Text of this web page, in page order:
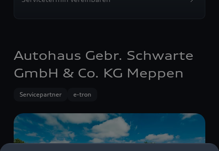
Autohaus Gebr. Schwarte
GmbH & Co. KG Meppen
Servicepartner e-tron